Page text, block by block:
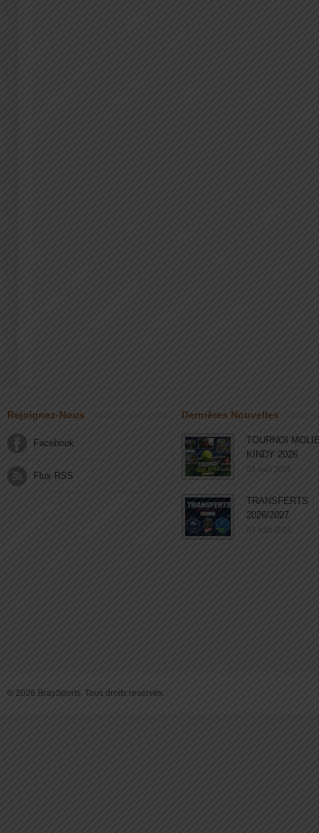
Rejoignez-Nous
Facebook
Flux RSS
Dernières Nouvelles
TOURNOI
KINDY 2026
03 août 2026
TRANSFERTS
2026/2027
03 août 2026
© 2026 BraySports. Tous droits reservés.